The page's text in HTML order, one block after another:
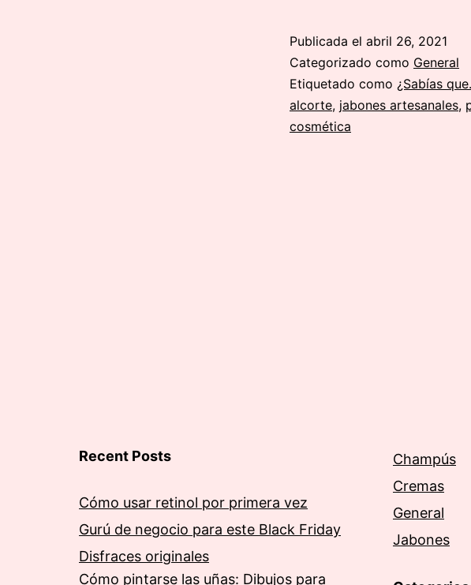
Publicada el abril 26, 2021
Categorizado como General
Etiquetado como ¿Sabías
alcorte, jabones artesanales,
cosmética
Recent Posts
Cómo usar retinol por primera vez
Gurú de negocio para este Black Friday
Disfraces originales
Cómo pintarse las uñas: Dibujos para
Champús
Cremas
General
Jabones